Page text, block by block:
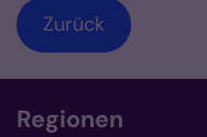
Zurück
Regionen